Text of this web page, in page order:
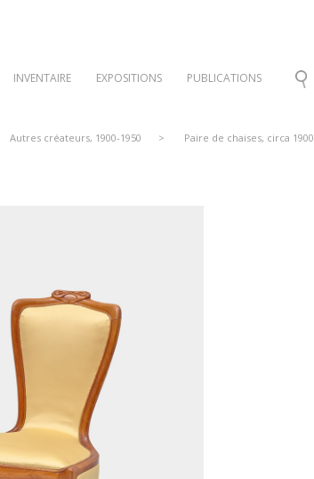
INVENTAIRE EXPOSITIONS PUBLICATIONS
Autres créateurs, 1900-1950 > Paire de chaises, circa 1900